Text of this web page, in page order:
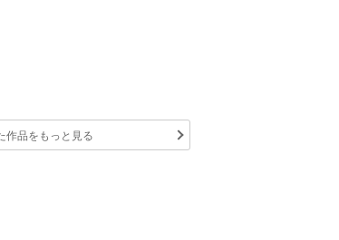
作品をもっと見る